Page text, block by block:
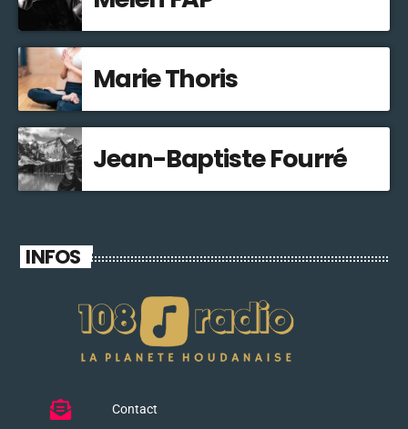
Marie Thoris
Jean-Baptiste Fourré
INFOS
Contact